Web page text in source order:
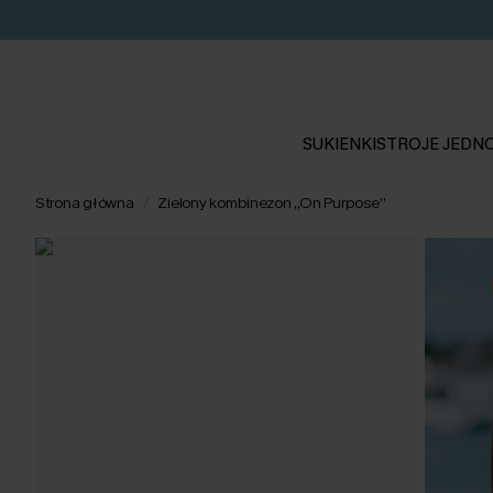
SUKIENKISTROJE
Strona główna Zielony kombinezon „On Purpose”